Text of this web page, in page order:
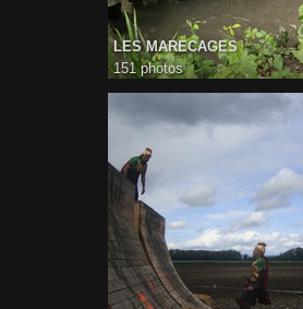
LES MARECAGES
151 photos